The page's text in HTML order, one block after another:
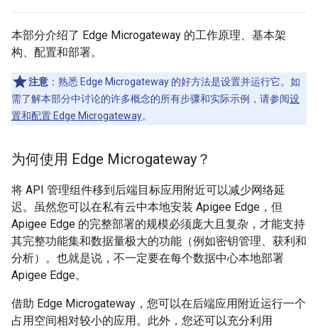
本部分介绍了 Edge Microgateway 的工作原理、基本架
构、配置和部署。
注意 ：熟悉 Edge Microgateway 的好方法是设置并运行它。如
需了解本部分中讨论的许多概念的所有步骤和实际示例，请参阅设
置和配置 Edge Microgateway。
为何使用 Edge Microgateway？
将 API 管理组件移到后端目标应用附近可以减少网络延
迟。虽然您可以在私有云中本地安装 Apigee Edge，但
Apigee Edge 的完整部署的规模必须庞大且复杂，才能支持
其完整功能集和数据量极大的功能（例如密钥管理、获利和
分析）。也就是说，不一定要在每个数据中心本地部署
Apigee Edge。
借助 Edge Microgateway，您可以在后端应用附近运行一个
占用空间相对较小的应用。此外，您还可以充分利用